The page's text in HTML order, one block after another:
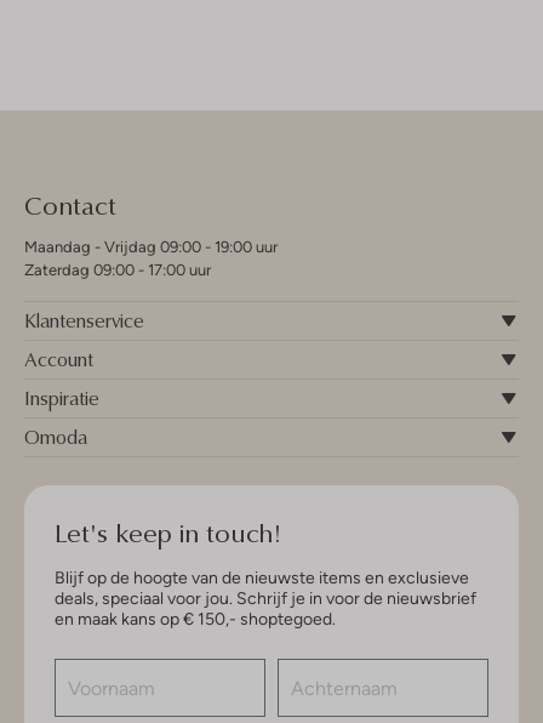
Contact
Maandag - Vrijdag 09:00 - 19:00 uur
Zaterdag 09:00 - 17:00 uur
Klantenservice
Account
Inspiratie
Omoda
Let's keep in touch!
Blijf op de hoogte van de nieuwste items en exclusieve
deals, speciaal voor jou. Schrijf je in voor de nieuwsbrief
en maak kans op € 150,- shoptegoed.